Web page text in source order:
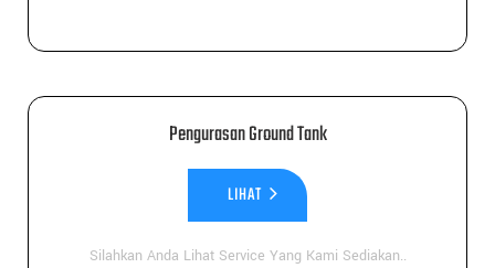
Pengurasan Ground Tank
LIHAT
Silahkan Anda Lihat Service Yang Kami Sediakan..